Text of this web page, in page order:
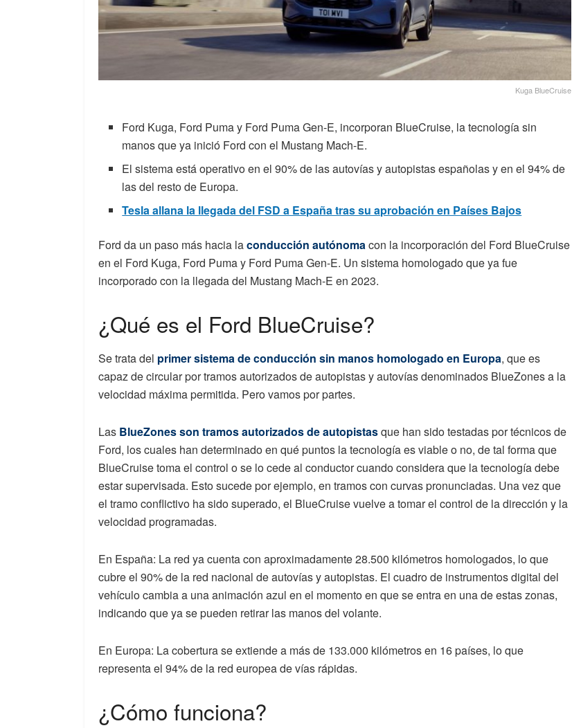
Kuga BlueCruise
Ford Kuga, Ford Puma y Ford Puma Gen-E, incorporan BlueCruise, la tecnología sin
manos que ya inició Ford con el Mustang Mach-E.
El sistema está operativo en el 90% de las autovías y autopistas españolas y en el 94% de
las del resto de Europa.
Tesla allana la llegada del FSD a España tras su aprobación en Países Bajos
Ford da un paso más hacia laconducción autónomacon la incorporación del Ford BlueCruise
en el Ford Kuga, Ford Puma y Ford Puma Gen-E. Un sistema homologado que ya fue
incorporado con la llegada del Mustang Mach-E en 2023.
¿Qué es el Ford BlueCruise?
Se trata del primer sistema de conducción sin manos homologado en Europa, que es
capaz de circular por tramos autorizados de autopistas y autovías denominados BlueZones a la
velocidad máxima permitida. Pero vamos por partes.
Las BlueZones son tramos autorizados de autopistasque han sido testadas por técnicos de
Ford, los cuales han determinado en qué puntos la tecnología es viable o no, de tal forma que
BlueCruise toma el control o se lo cede al conductor cuando considera que la tecnología debe
estar supervisada. Esto sucede por ejemplo, en tramos con curvas pronunciadas. Una vez que
el tramo conflictivo ha sido superado, el BlueCruise vuelve a tomar el control de la dirección y la
velocidad programadas.
En España: La red ya cuenta con aproximadamente 28.500 kilómetros homologados, lo que
cubre el 90% de la red nacional de autovías y autopistas. El cuadro de instrumentos digital del
vehículo cambia a una animación azul en el momento en que se entra en una de estas zonas,
indicando que ya se pueden retirar las manos del volante.
En Europa: La cobertura se extiende a más de 133.000 kilómetros en 16 países, lo que
representa el 94% de la red europea de vías rápidas.
¿Cómo funciona?